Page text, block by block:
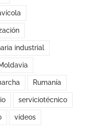
industrial
Rumanía
serviciotécnico
vídeos